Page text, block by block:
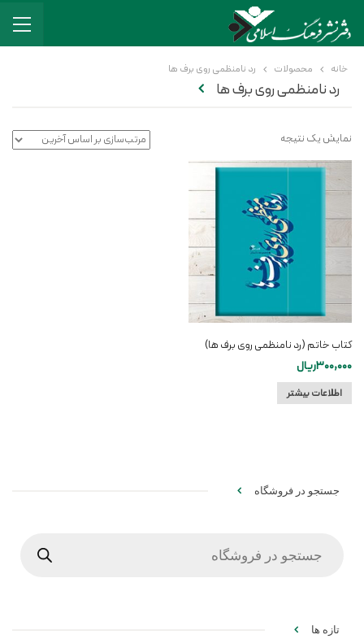
خانه محصولات رد نامنظمی روی برف ها
رد نامنظمی روی برف ها
نمایش یک نتیجه
کتاب خاتم (رد نامنظمی روی برف ها)
300,000ریال
اطلاعات بیشتر
جستجو در فروشگاه
تازه ها